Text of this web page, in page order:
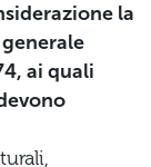
la
ai quali